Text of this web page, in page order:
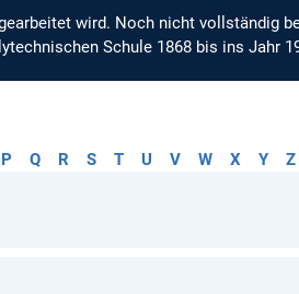
wird. Noch nicht vollständig
Schule 1868 bis ins Jahr
P Q R S T U V W X Y Z